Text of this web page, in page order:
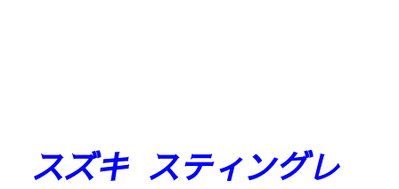
スズキ スティングレ